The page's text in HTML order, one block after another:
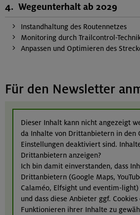
4. Wegeunterhalt ab 2029
Instandhaltung des Routennetzes
Monitoring durch Trailcontrol-
Anpassen und Optimieren des
Für den Newsletter
Dieser Inhalt kann nicht angezeigt
da Inhalte von Drittanbietern in den
Einstellungen deaktiviert sind.
Drittanbietern anzeigen?
Ich bin damit einverstanden, dass
Drittanbietern (Google Maps,
Calaméo, Elfsight und eventim-
und dass diese Anbieter ggf.
Funktionieren ihrer Inhalte zu